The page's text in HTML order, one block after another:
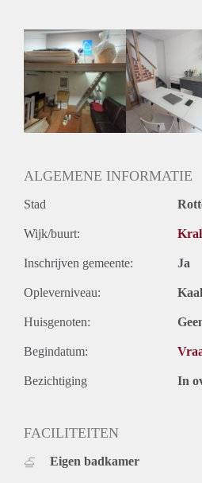
Inkomen eis
3,3 X Maandhuur Bruto
Huurtermijn
Onbepaalde termijn
Oplevering
Kaal
ALGEMENE INFORMATIE
Stad
Wijk/buurt:
Inschrijven gemeente: Ja
Opleverniveau: Kaal
Huisgenoten:
Begindatum:
Bezichtiging In
FACILITEITEN
Eigen badkamer